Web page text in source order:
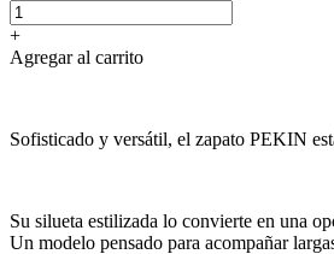
+
Agregar al carrito
Sofisticado y versátil, el zapato PEKIN
Su silueta estilizada lo convierte en una
Un modelo pensado para acompañar